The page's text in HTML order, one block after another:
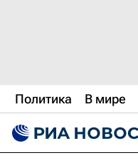
Политика В мире